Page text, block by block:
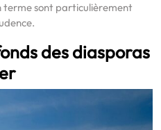
terme sont particulièrement
des diasporas